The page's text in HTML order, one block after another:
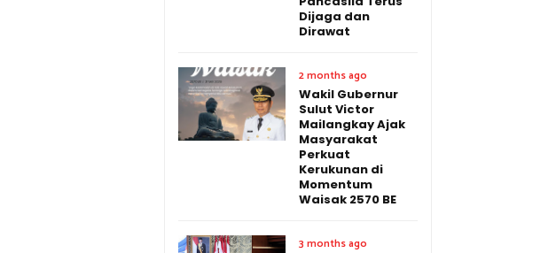
Dijaga dan
Dirawat
2 months ago
Wakil Gubernur
Sulut Victor
Mailangkay Ajak
Masyarakat
Perkuat
Kerukunan di
Momentum
Waisak 2570 BE
3 months ago